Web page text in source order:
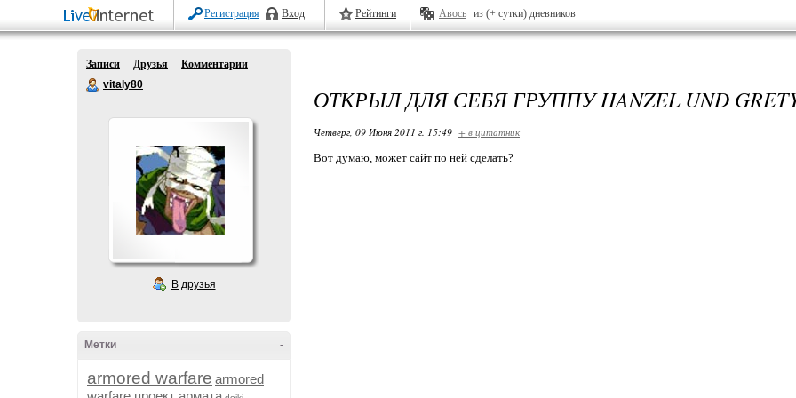
Регистрация Вход Рейтинги Авось из (+ сутки) дневников
Записи Друзья
Комментарии
vitaly80
В друзья
-
Метки
armored warfare armored
ОТКРЫЛ ДЛЯ СЕБЯ ГРУППУ HANZEL UND
Четверг, 09 Июня 2011 г. 15:49 + в цитатник
Вот думаю, может сайт по ней сделать?